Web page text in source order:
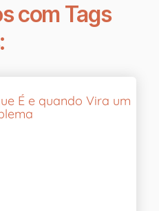
com Tags
É e quando Vira um